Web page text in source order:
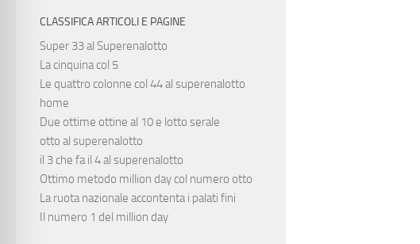
CLASSIFICA ARTICOLI E PAGINE
Super 33 al Superenalotto
La cinquina col 5
Le quattro colonne col 44 al superenalotto
home
Due ottime ottine al 10 e lotto serale
otto al superenalotto
il 3 che fa il 4 al superenalotto
Ottimo metodo million day col numero otto
La ruota nazionale accontenta i palati fini
Il numero 1 del million day